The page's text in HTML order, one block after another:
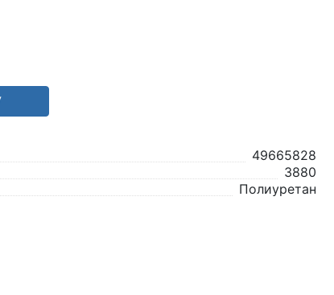
49665828
3880
Полиуретан